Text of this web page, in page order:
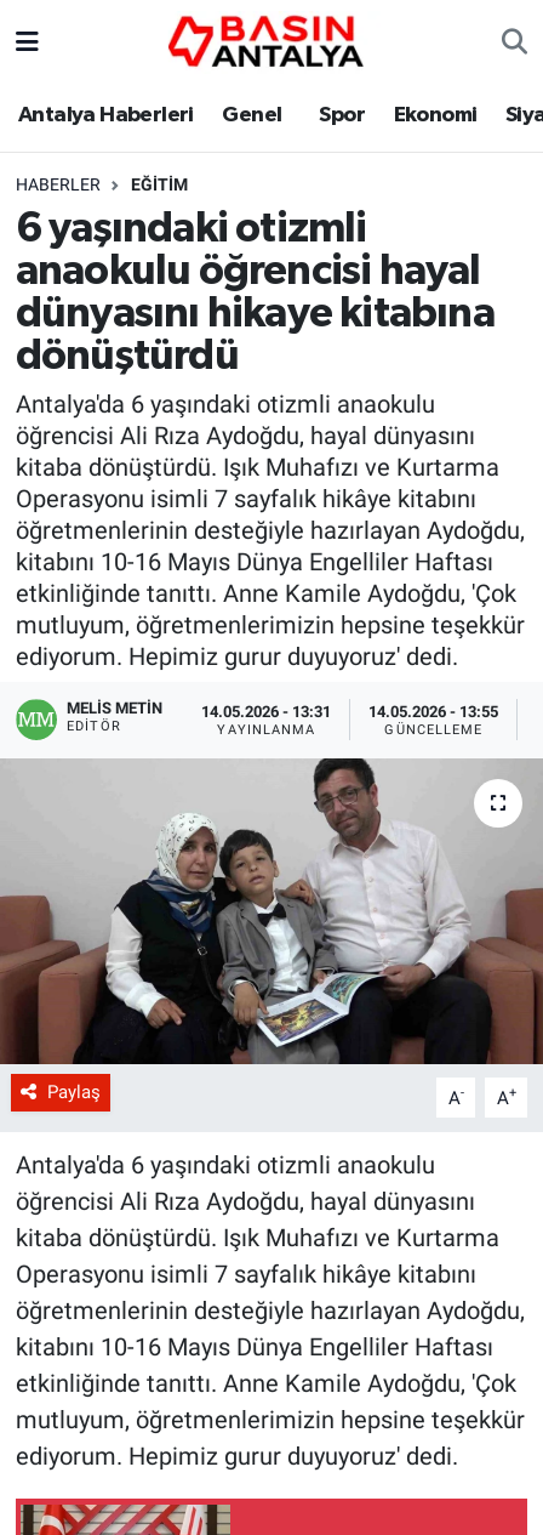
Antalya Haberleri Genel Spor Ekonomi
HABERLER EĞITIM
6 yaşındaki otizmli
anaokulu öğrencisi hayal
dünyasını hikaye kitabına
dönüştürdü
Antalya'da 6 yaşındaki otizmli anaokulu
öğrencisi Ali Rıza Aydoğdu, hayal dünyasını
kitaba dönüştürdü. Işık Muhafızı ve Kurtarma
Operasyonu isimli 7 sayfalık hikâye kitabını
öğretmenlerinin desteğiyle hazırlayan Aydoğdu,
kitabını 10-16 Mayıs Dünya Engelliler Haftası
etkinliğinde tanıttı. Anne Kamile Aydoğdu, 'Çok
mutluyum, öğretmenlerimizin hepsine teşekkür
ediyorum. Hepimiz gurur duyuyoruz' dedi.
MELİS METİN
EDITÖR
14.05.2026 - 13:31
YAYINLANMA
14.05.2026 - 13:55
GÜNCELLEME
Paylaş A- A+
Antalya'da 6 yaşındaki otizmli anaokulu
öğrencisi Ali Rıza Aydoğdu, hayal dünyasını
kitaba dönüştürdü. Işık Muhafızı ve Kurtarma
Operasyonu isimli 7 sayfalık hikâye kitabını
öğretmenlerinin desteğiyle hazırlayan Aydoğdu,
kitabını 10-16 Mayıs Dünya Engelliler Haftası
etkinliğinde tanıttı. Anne Kamile Aydoğdu, 'Çok
mutluyum, öğretmenlerimizin hepsine teşekkür
ediyorum. Hepimiz gurur duyuyoruz' dedi.